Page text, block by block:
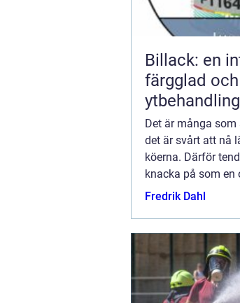
Billack: en
färgglad
ytbehandling
Det är många
det är svårt att nå
köerna. Därför
knacka på som en
inr...
Fredrik Dahl